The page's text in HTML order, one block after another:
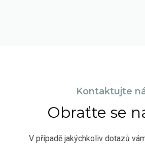
Kontaktujte
Obraťte se
V případě jakýchkoliv dotazů